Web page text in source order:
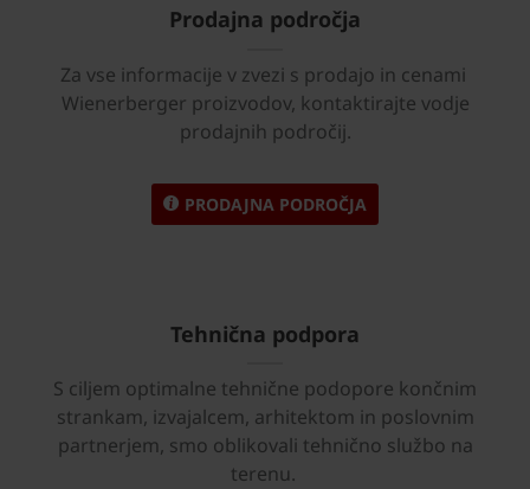
Prodajna področja
Za vse informacije v zvezi s prodajo in cenami
Wienerberger proizvodov, kontaktirajte vodje
prodajnih področij.
PRODAJNA PODROČJA
Tehnična podpora
S ciljem optimalne tehnične podopore končnim
strankam, izvajalcem, arhitektom in poslovnim
partnerjem, smo oblikovali tehnično službo na
terenu.